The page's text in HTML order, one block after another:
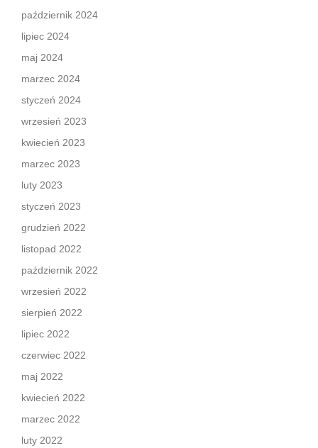
październik 2024
lipiec 2024
maj 2024
marzec 2024
styczeń 2024
wrzesień 2023
kwiecień 2023
marzec 2023
luty 2023
styczeń 2023
grudzień 2022
listopad 2022
październik 2022
wrzesień 2022
sierpień 2022
lipiec 2022
czerwiec 2022
maj 2022
kwiecień 2022
marzec 2022
luty 2022